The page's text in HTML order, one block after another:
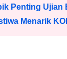
Penting Ujian
Menarik